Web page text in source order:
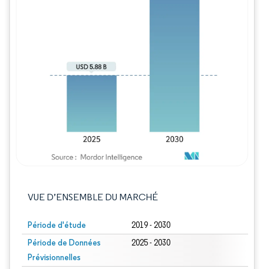
VUE D’ENSEMBLE DU MARCHÉ
Période d'étude 2019 - 2030
Période de Données
Prévisionnelles
2025 - 2030